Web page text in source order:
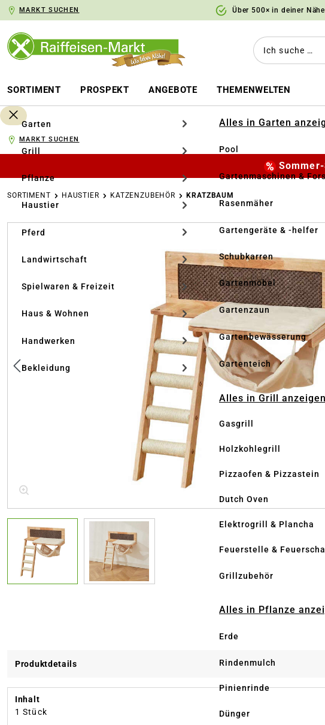
Zur Hauptnavigation springen
MARKT SUCHEN Über 500× in deiner Nähe
SORTIMENT PROSPEKT ANGEBOTE THEMENWELTEN
Garten
Grill
Pflanze
Haustier
Pferd
Landwirtschaft
Spielwaren & Freizeit
Haus & Wohnen
Handwerken
Bekleidung
Alles in Garten
Pool
Gartenmaschinen &
Rasenmäher
Gartengeräte & -helfer
Schubkarren
Gartenmöbel
Gartenzaun
Gartenbewässerung
Gartenteich
Alles in Grill anzeigen
Gasgrill
Holzkohlegrill
Pizzaofen & Pizzastein
Dutch Oven
Elektrogrill & Plancha
Feuerstelle &
Grillzubehör
Alles in Pflanze
Erde
Rindenmulch
Pinienrinde
Dünger
MARKT SUCHEN
SORTIMENT HAUSTIER KATZENZUBEHÖR KRATZBAUM
Bildergalerie überspringen
Produktdetails
Inhalt
1 Stück